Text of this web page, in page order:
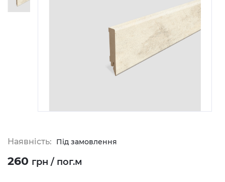
Наявність: Під замовлення
260 грн / пог.м